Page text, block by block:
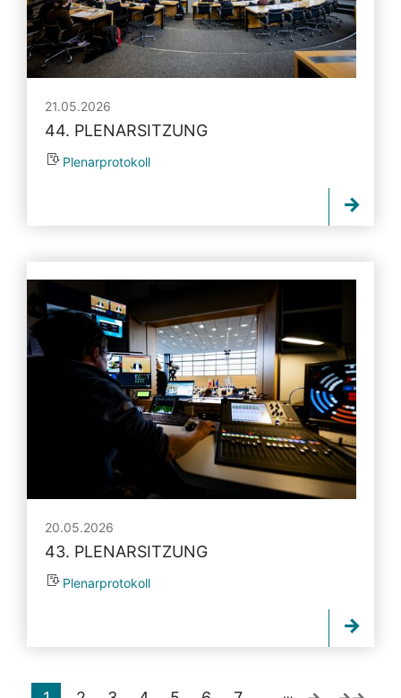
21.05.2026
44. PLENARSITZUNG
Plenarprotokoll
20.05.2026
43. PLENARSITZUNG
Plenarprotokoll
…